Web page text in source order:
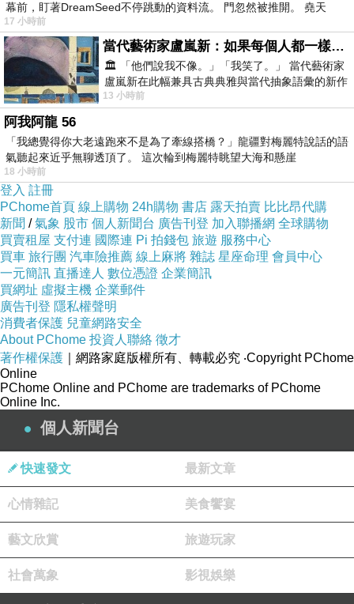
幕前，盯著DreamSeed不停跳動的資料流。 門忽然被推開。 堯天
17 小時前
當代藝術家盧嵐新：如果每個人都一樣，這世界該有多無聊？
🏛️ 「他們說我不像。」「我笑了。」 當代藝術家
盧嵐新在此幅兼具古典典雅與當代抽象語彙的新作
中，以沈靜的藍色空間為背景，描繪了
13 小時前
阿我阿龍 56
「我總覺得你大老遠跑來不是為了牽線搭橋？」龍疆對梅麗特說話的語
氣聽起來近乎無聊透頂了。 這次輪到梅麗特眺望大海和懸崖
18 小時前
登入 註冊
PChome首頁 線上購物 24h購物 書店 露天拍賣 比比昂代購
新聞 /氣象 股市 個人新聞台 廣告刊登 加入聯播網 全球購物
買賣租屋 支付連 國際連 Pi 拍錢包 旅遊 服務中心
買車 旅行團 汽車險推薦 線上麻將 雜誌 星座命理 會員中心
一元簡訊 直播達人 數位憑證 企業簡訊
買網址 虛擬主機 企業郵件
廣告刊登 隱私權聲明
消費者保護 兒童網路安全
About PChome 投資人聯絡 徵才
著作權保護 ｜網路家庭版權所有、轉載必究 ‧Copyright PChome
Online
PChome Online and PChome are trademarks of PChome
Online Inc.
個人新聞台
快速發文 最新文章
心情雜記 美食饗宴
藝文欣賞 旅遊玩家
社會萬象 影視娛樂